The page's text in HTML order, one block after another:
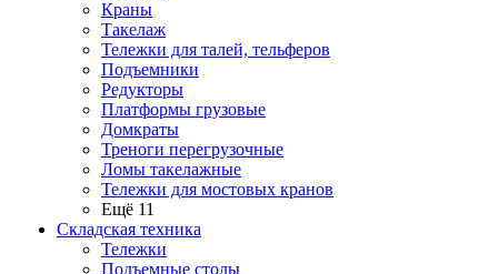
Краны
Такелаж
Тележки для талей, тельферов
Подъемники
Редукторы
Платформы грузовые
Домкраты
Треноги перегрузочные
Ломы такелажные
Тележки для мостовых кранов
Ещё 11
Складская техника
Тележки
Подъемные столы